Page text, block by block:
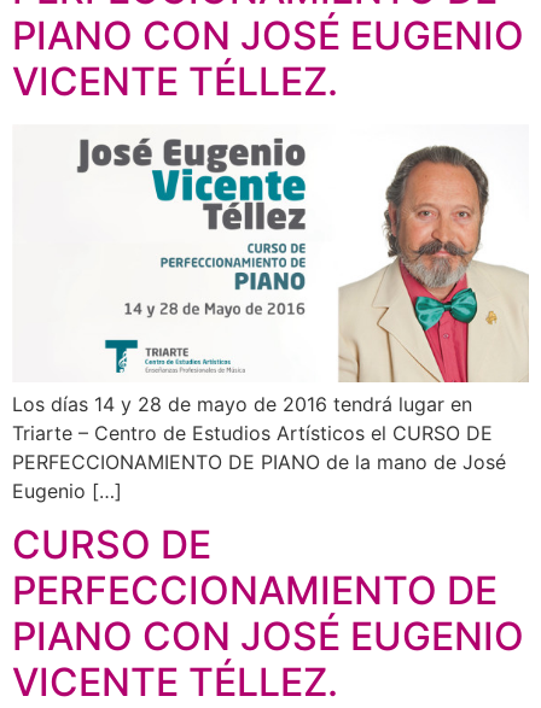
PIANO CON JOSÉ EUGENIO
VICENTE TÉLLEZ.
Los días 14 y 28 de mayo de 2016 tendrá lugar en
Triarte – Centro de Estudios Artísticos el CURSO DE
PERFECCIONAMIENTO DE PIANO de la mano de José
Eugenio […]
CURSO DE
PERFECCIONAMIENTO DE
PIANO CON JOSÉ EUGENIO
VICENTE TÉLLEZ.